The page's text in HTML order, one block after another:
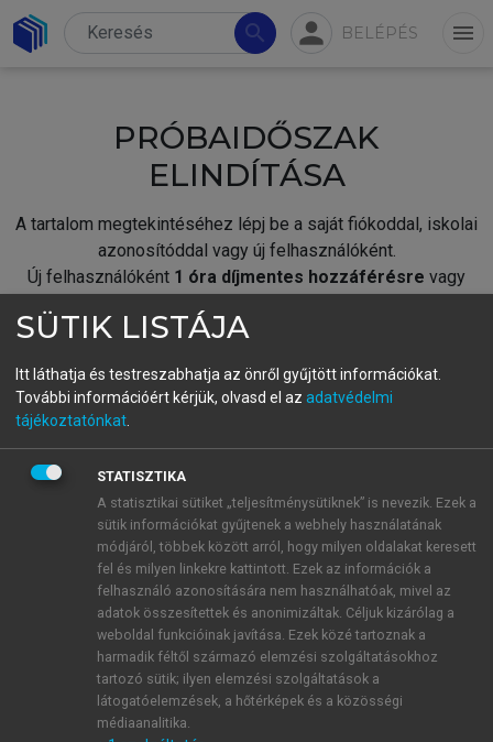
search person BELÉPÉS menu
PRÓBAIDŐSZAK
ELINDÍTÁSA
A tartalom megtekintéséhez lépj be a saját fiókoddal, iskolai
azonosítóddal vagy új felhasználóként.
Új felhasználóként 1 óra díjmentes hozzáférésre vagy
fiókoddal,vagy hozz létre új fiókot.
A regisztráció után apróbaidőszakautomatikusan
BELÉPÉS SAJÁT FIÓKKAL
ÚJ FIÓK LÉTREHOZÁSA
1 óra díjmentes hozzáférés
E-MAIL-CÍM
SÜTIK LISTÁJA
Itt láthatja és testreszabhatja az önről gyűjtött információkat.
További információért kérjük, olvasd el az adatvédelmi
tájékoztatónkat
STATISZTIKA
A statisztikai sütiket „teljesítménysütiknek” is nevezik. Ezek a
sütik információkat gyűjtenek a webhely használatának
módjáról, többek között arról, hogy milyen oldalakat keresett
fel és milyen linkekre kattintott. Ezek az információk a
felhasználó azonosítására nem használhatóak, mivel az
adatok összesítettek és anonimizáltak. Céljuk kizárólag a
weboldal funkcióinak javítása. Ezek közé tartoznak a
harmadik féltől származó elemzési szolgáltatásokhoz
tartozó sütik; ilyen elemzési szolgáltatások a
látogatóelemzések, a hőtérképek és a közösségi
médiaanalitika.